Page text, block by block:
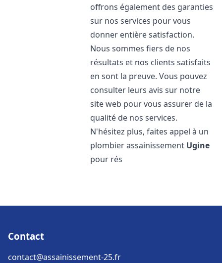
offrons également des garanties
sur nos services pour vous
donner entière satisfaction.
Nous sommes fiers de nos
résultats et nos clients satisfaits
en sont la preuve. Vous pouvez
consulter leurs avis sur notre
site web pour vous assurer de la
qualité de nos services.
N'hésitez plus, faites appel à un
plombier assainissement Ugine
pour rés
Contact
contact@assainissement-25.fr